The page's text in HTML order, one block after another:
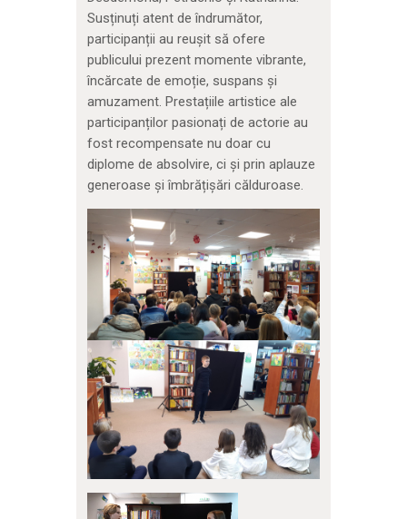
Susținuți atent de îndrumător,
participanții au reușit să ofere
publicului prezent momente vibrante,
încărcate de emoție, suspans și
amuzament. Prestațiile artistice ale
participanților pasionați de actorie au
fost recompensate nu doar cu
diplome de absolvire, ci și prin aplauze
generoase și îmbrățișări călduroase.